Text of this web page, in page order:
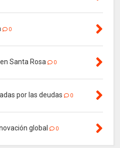
0
Santa Rosa 0
por las deudas 0
global 0